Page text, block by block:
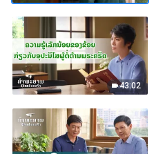
43:02